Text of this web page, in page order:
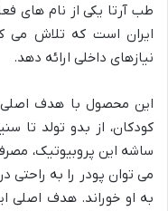
طب آرتا یکی از نام های
ایران است که تلاش می
نیازهای داخلی ارائه دهد.
این محصول با هدف اصلی
کودکان، از بدو تولد تا
ساشه این پروبیوتیک،
می توان پودر را به
به او خوراند. هدف اصلی